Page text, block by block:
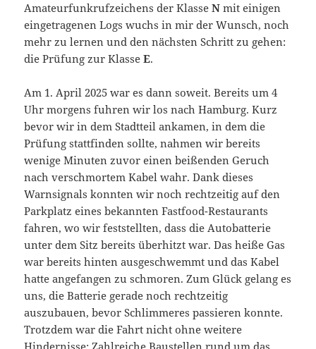
Amateurfunkrufzeichens der KlasseN mit einigen
eingetragenen Logs wuchs in mir der Wunsch, noch
mehr zu lernen und den nächsten Schritt zu gehen:
die Prüfung zur KlasseE.
Am 1. April 2025 war es dann soweit. Bereits um 4
Uhr morgens fuhren wir los nach Hamburg. Kurz
bevor wir in dem Stadtteil ankamen, in dem die
Prüfung stattfinden sollte, nahmen wir bereits
wenige Minuten zuvor einen beißenden Geruch
nach verschmortem Kabel wahr. Dank dieses
Warnsignals konnten wir noch rechtzeitig auf den
Parkplatz eines bekannten Fastfood-Restaurants
fahren, wo wir feststellten, dass die Autobatterie
unter dem Sitz bereits überhitzt war. Das heiße Gas
war bereits hinten ausgeschwemmt und das Kabel
hatte angefangen zu schmoren. Zum Glück gelang es
uns, die Batterie gerade noch rechtzeitig
auszubauen, bevor Schlimmeres passieren konnte.
Trotzdem war die Fahrt nicht ohne weitere